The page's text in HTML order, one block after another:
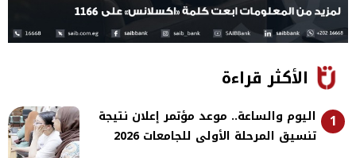
الأكثر قراءة
1
اليوم والساعة.. موعد مؤتمر إعلان نتيجة
تنسيق المرحلة الأولى للجامعات 2026